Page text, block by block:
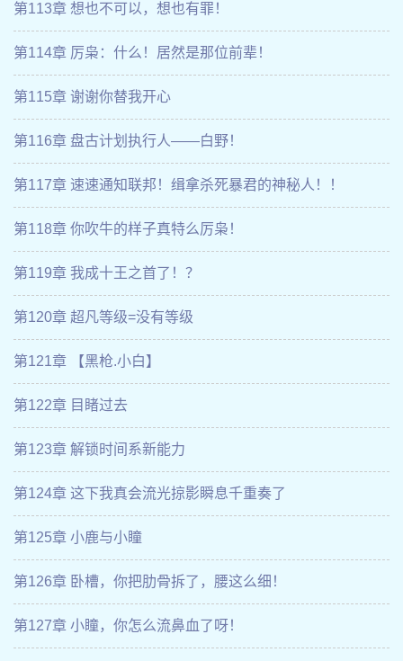
第113章 想也不可以，想也有罪！
第114章 厉枭：什么！居然是那位前辈！
第115章 谢谢你替我开心
第116章 盘古计划执行人——白野！
第117章 速速通知联邦！缉拿杀死暴君的神秘人！！
第118章 你吹牛的样子真特么厉枭！
第119章 我成十王之首了！？
第120章 超凡等级=没有等级
第121章 【黑枪.小白】
第122章 目睹过去
第123章 解锁时间系新能力
第124章 这下我真会流光掠影瞬息千重奏了
第125章 小鹿与小瞳
第126章 卧槽，你把肋骨拆了，腰这么细！
第127章 小瞳，你怎么流鼻血了呀！